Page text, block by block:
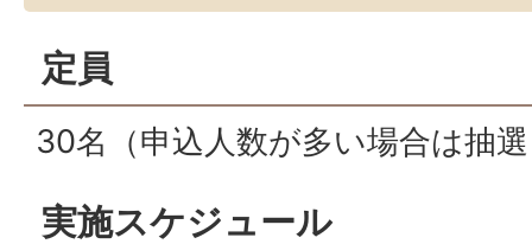
定員
30名（申込人数が多い場合は抽
実施スケジュール